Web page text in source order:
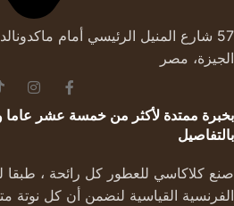
الجيزة، مصر
بخبرة ممتدة لأكثر من خمسة عشر عاما
بالتفاصيل
صنع كلاكاسي للعطور كل رائحة ، طبقا
الفرنسية القياسية لنضمن أن كل نوتة